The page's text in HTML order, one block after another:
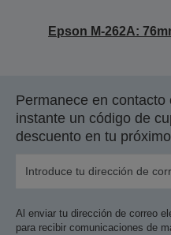
Epson M-262A:
Permanece en contacto
instante un código de
descuento en tu
Al enviar tu dirección de correo
para recibir comunicaciones de